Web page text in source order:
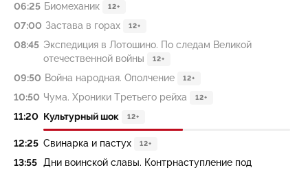
06:25 Биомеханик 12+
07:00 Застава в горах 12+
08:45 Экспедиция в Лотошино. По следам Великой
отечественной войны
12+
09:50 Война народная. Ополчение 12+
10:50 Чума. Хроники Третьего рейха 12+
11:20 Культурный шок 12+
12:25 Свинарка и пастух 12+
13:55
Дни воинской славы. Контрнаступление под